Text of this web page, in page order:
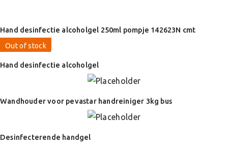
Hand desinfectie alcoholgel 250ml pompje 142623N cmt
Out of stock
Hand desinfectie alcoholgel
Wandhouder voor pevastar handreiniger 3kg bus
Desinfecterende handgel